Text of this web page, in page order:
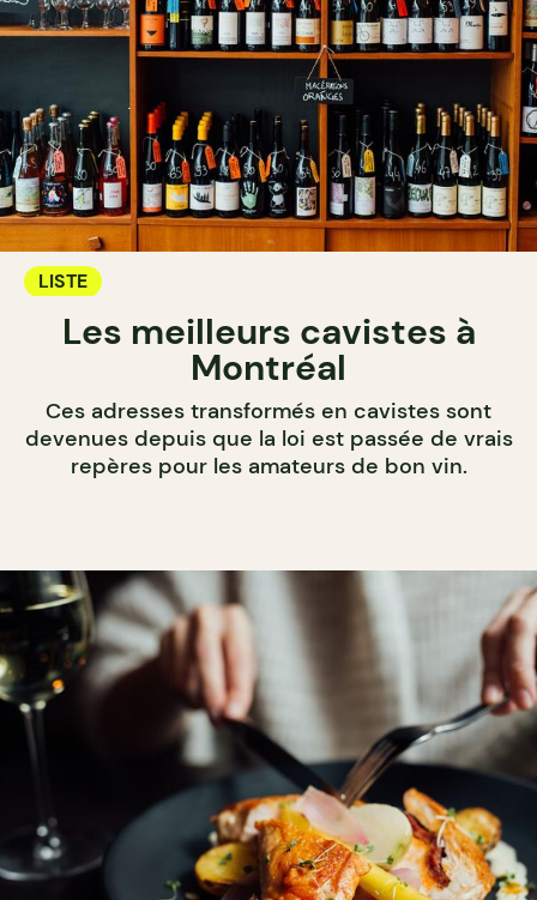
LISTE
Les meilleurs cavistes à
Montréal
Ces adresses transformés en cavistes sont
devenues depuis que la loi est passée de vrais
repères pour les amateurs de bon vin.